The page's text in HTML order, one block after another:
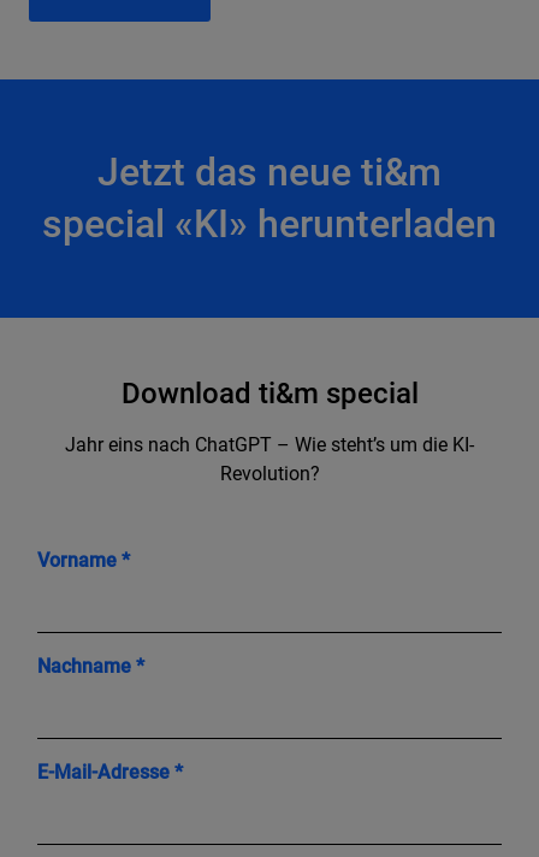
Jetzt das neue ti&m
special «KI» herunterladen
Download ti&m special
Jahr eins nach ChatGPT – Wie steht’s um die KI-
Revolution?
Vorname *
Nachname *
E-Mail-Adresse *